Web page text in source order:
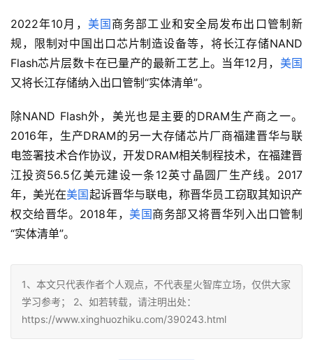
2022年10月， 美国 商务部工业和安全局发布出口管制新
规，限制对中国出口芯片制造设备等，将长江存储NAND
Flash芯片层数卡在已量产的最新工艺上。当年12月， 美国
又将长江存储纳入出口管制“实体清单”。
除NAND Flash外，美光也是主要的DRAM生产商之一。
2016年，生产DRAM的另一大存储芯片厂商福建晋华与联
电签署技术合作协议，开发DRAM相关制程技术，在福建晋
江投资56.5亿美元建设一条12英寸晶圆厂生产线。2017
年，美光在美国起诉晋华与联电，称晋华员工窃取其知识产
权交给晋华。2018年，美国商务部又将晋华列入出口管制
“实体清单”。
1、本文只代表作者个人观点，不代表星火智库立场，仅供大家
学习参考； 2、如若转载，请注明出处：
https://www.xinghuozhiku.com/390243.html